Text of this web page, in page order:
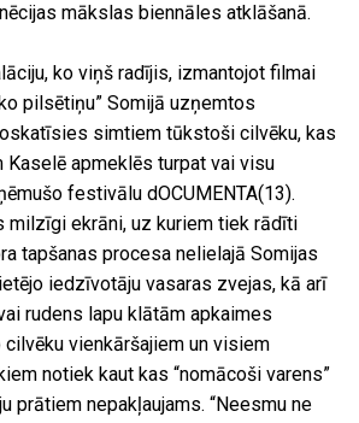
mākslas biennāles atklāšanā.
ko viņš radījis, izmantojot filmai
pilsētiņu” Somijā uzņemtos
simtiem tūkstoši cilvēku, kas
apmeklēs turpat vai visu
festivālu dOCUMENTA(13).
milzīgi ekrāni, uz kuriem tiek rādīti
tapšanas procesa nelielajā Somijas
iedzīvotāju vasaras zvejas, kā arī
rudens lapu klātām apkaimes
cilvēku vienkāršajiem un visiem
notiek kaut kas “nomācoši varens”
prātiem nepakļaujams. “Neesmu ne